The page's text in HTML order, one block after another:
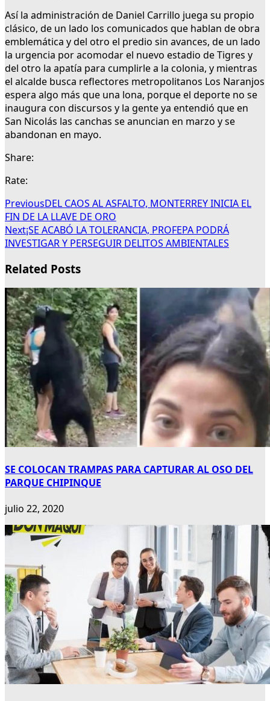
Así la administración de Daniel Carrillo juega su propio
clásico, de un lado los comunicados que hablan de obra
emblemática y del otro el predio sin avances, de un lado
la urgencia por acomodar el nuevo estadio de Tigres y
del otro la apatía para cumplirle a la colonia, y mientras
el alcalde busca reflectores metropolitanos Los Naranjos
espera algo más que una lona, porque el deporte no se
inaugura con discursos y la gente ya entendió que en
San Nicolás las canchas se anuncian en marzo y se
abandonan en mayo.
Share:
Rate:
PreviousDEL CAOS AL ASFALTO, MONTERREY INICIA EL
FIN DE LA LLAVE DE ORO
Next¡SE ACABÓ LA TOLERANCIA, PROFEPA PODRÁ
INVESTIGAR Y PERSEGUIR DELITOS AMBIENTALES
Related Posts
SE COLOCAN TRAMPAS PARA CAPTURAR AL OSO DEL
PARQUE CHIPINQUE
julio 22, 2020